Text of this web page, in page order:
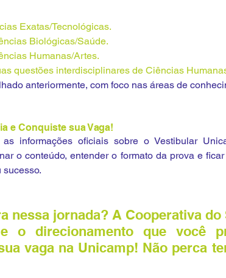
Exatas/Tecnológicas.
Biológicas/Saúde.
Humanas/Artes.
questões interdisciplinares de Ciências
anteriormente, com foco nas áreas de
e Conquiste sua Vaga!
informações oficiais sobre o Vestibular
o conteúdo, entender o formato da prova e
sucesso.
nessa jornada? A Cooperativa do
o direcionamento que você
vaga na Unicamp! Não perca